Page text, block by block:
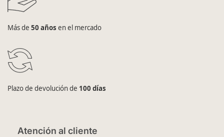
Más de 50 años en el mercado
Plazo de devolución de 100 días
Atención al cliente